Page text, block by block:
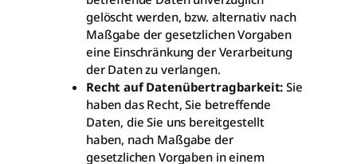
gelöscht werden, bzw. alternativ nach
Maßgabe der gesetzlichen Vorgaben
eine Einschränkung der Verarbeitung
der Daten zu verlangen.
Recht auf Datenübertragbarkeit: Sie
haben das Recht, Sie betreffende
Daten, die Sie uns bereitgestellt
haben, nach Maßgabe der
gesetzlichen Vorgaben in einem